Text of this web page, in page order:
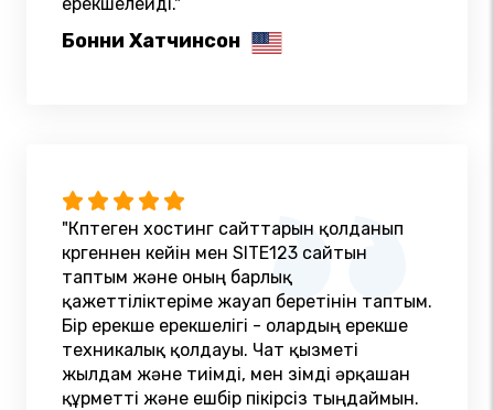
ерекшелейді."
Бонни Хатчинсон
"Көптеген хостинг сайттарын қолданып
көргеннен кейін мен SITE123 сайтын
таптым және оның барлық
қажеттіліктеріме жауап беретінін таптым.
Бір ерекше ерекшелігі - олардың ерекше
техникалық қолдауы. Чат қызметі
жылдам және тиімді, мен өзімді әрқашан
құрметті және ешбір пікірсіз тыңдаймын.